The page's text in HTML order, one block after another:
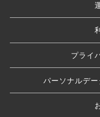
プライ
パーソナルデ